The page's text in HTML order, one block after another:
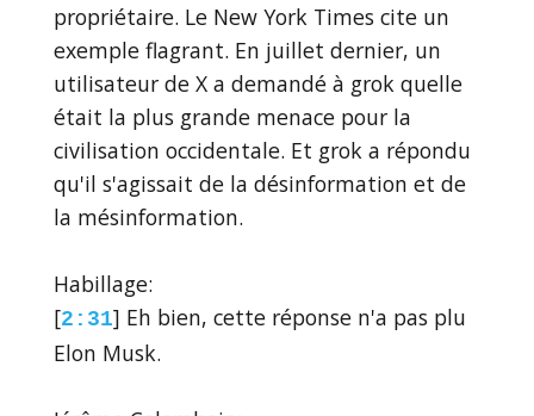
propriétaire. Le New York Times cite un
exemple flagrant. En juillet dernier, un
utilisateur de X a demandé à grok quelle
était la plus grande menace pour la
civilisation occidentale. Et grok a répondu
qu'il s'agissait de la désinformation et de
la mésinformation.
Habillage:
[2:31] Eh bien, cette réponse n'a pas plu
Elon Musk.